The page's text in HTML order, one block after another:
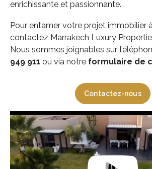
enrichissante et passionnante.
Pour entamer votre projet immobilier
contactez Marrakech Luxury
Nous sommes joignables sur
949 911 ou via notre formulaire de
Contactez-nous